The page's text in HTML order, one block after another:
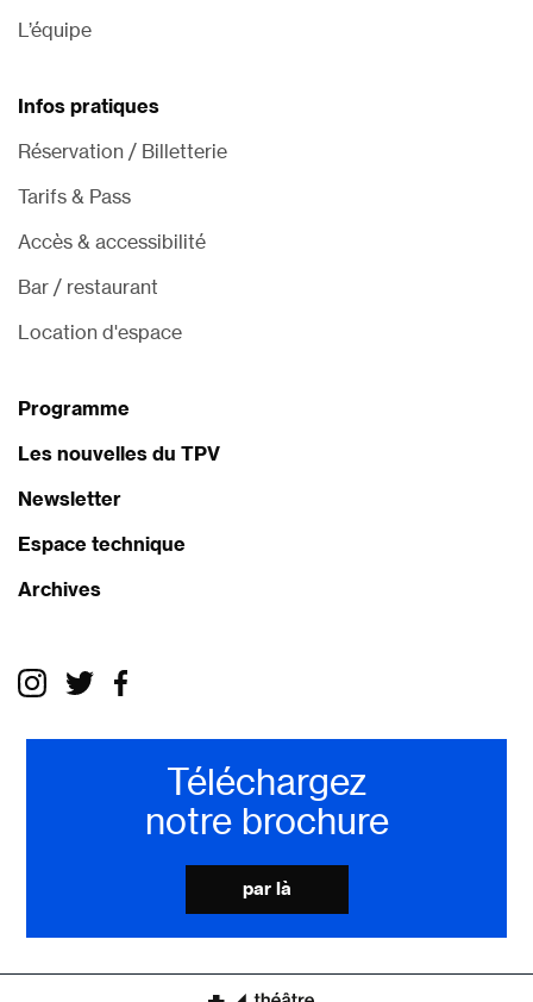
L’équipe
Infos pratiques
Réservation / Billetterie
Tarifs & Pass
Accès & accessibilité
Bar / restaurant
Location d'espace
Programme
Les nouvelles du TPV
Newsletter
Espace technique
Archives
Téléchargez
notre brochure
par là